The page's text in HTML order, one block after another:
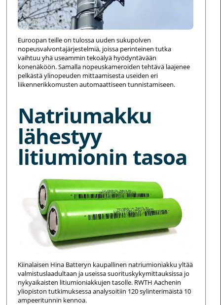
Euroopan teille on tulossa uuden sukupolven
nopeusvalvontajärjestelmiä, joissa perinteinen tutka
vaihtuu yhä useammin tekoälyä hyödyntävään
konenäköön. Samalla nopeuskameroiden tehtävä laajenee
pelkästä ylinopeuden mittaamisesta useiden eri
liikennerikkomusten automaattiseen tunnistamiseen.
Natriumakku
lähestyy
litiumionin tasoa
Kiinalaisen Hina Batteryn kaupallinen natriumioniakku yltää
valmistuslaadultaan ja useissa suorituskykymittauksissa jo
nykyaikaisten litiumioniakkujen tasolle. RWTH Aachenin
yliopiston tutkimuksessa analysoitiin 120 sylinterimäistä 10
ampeeritunnin kennoa.